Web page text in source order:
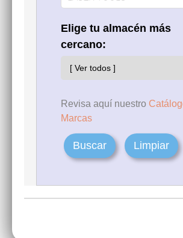
Elige tu almacén más
cercano:
Revisa aquí nuestro
Marcas
Buscar Limpiar